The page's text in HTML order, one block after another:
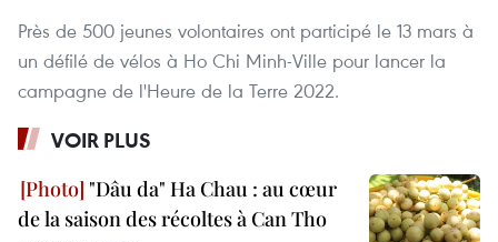
Près de 500 jeunes volontaires ont participé le 13 mars à
un défilé de vélos à Ho Chi Minh-Ville pour lancer la
campagne de l'Heure de la Terre 2022.
VOIR PLUS
"Dâu da" Ha Chau : au cœur
de la saison des récoltes à Can Tho